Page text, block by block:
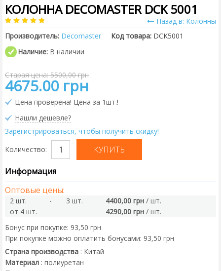
КОЛОННА DECOMASTER DCK 5001
Назад в: Колонны
Производитель: Decomaster Код товара: DCK5001
Наличие: В наличии
Старая цена: 5500,00 грн
4675.00 грн
Цена проверена! Цена за 1шт.!
Нашли дешевле?
Зарегистрироваться, чтобы получить скидку!
Количество:
Информация
Оптовые цены:
2 шт. - 3 шт. 4400,00 грн / шт.
от 4 шт.
4290,00 грн / шт.
Бонус при покупке: 93,50 грн
При покупке можно оплатить бонусами: 93,50 грн
Страна производства : Китай
Материал : полиуретан